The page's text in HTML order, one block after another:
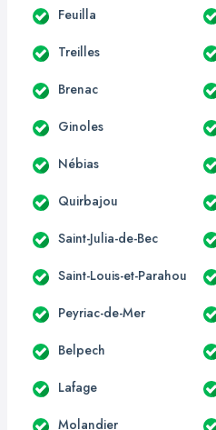
Feuilla
Treilles
Brenac
Ginoles
Nébias
Quirbajou
Saint-Julia-de-Bec
Saint-Louis-et-Parahou
Peyriac-de-Mer
Belpech
Lafage
Molandier